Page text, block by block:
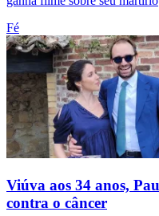
Fé
Viúva aos 34 anos,
contra o câncer